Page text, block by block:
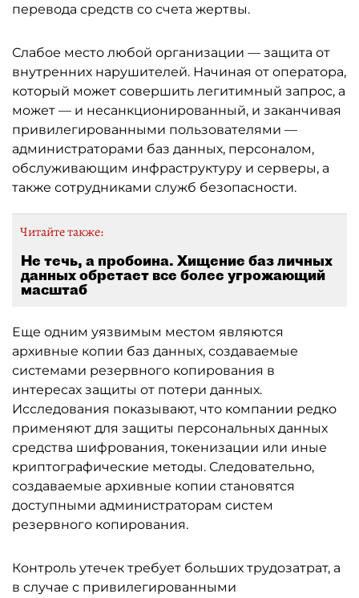
перевода средств со счета жертвы.
Слабое место любой организации — защита от
внутренних нарушителей. Начиная от оператора,
который может совершить легитимный запрос, а
может — и несанкционированный, и заканчивая
привилегированными пользователями —
администраторами баз данных, персоналом,
обслуживающим инфраструктуру и серверы, а
также сотрудниками служб безопасности.
Читайте также:
Не течь, а пробоина. Хищение баз личных
данных обретает все более угрожающий
масштаб
Еще одним уязвимым местом являются
архивные копии баз данных, создаваемые
системами резервного копирования в
интересах защиты от потери данных.
Исследования показывают, что компании редко
применяют для защиты персональных данных
средства шифрования, токенизации или иные
криптографические методы. Следовательно,
создаваемые архивные копии становятся
доступными администраторам систем
резервного копирования.
Контроль утечек требует больших трудозатрат, а
в случае с привилегированными